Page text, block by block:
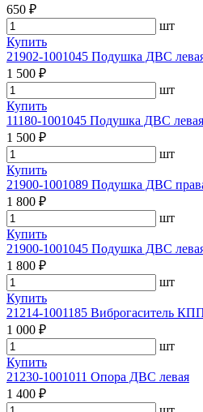
650 ₽
шт
Купить
21902-1001045 Подушка ДВС
1 500 ₽
шт
Купить
11180-1001045 Подушка ДВС левая
1 500 ₽
шт
Купить
21900-1001089 Подушка ДВС
1 800 ₽
шт
Купить
21900-1001045 Подушка ДВС
1 800 ₽
шт
Купить
21214-1001185 Виброгаситель
1 000 ₽
шт
Купить
21230-1001011 Опора ДВС левая
1 400 ₽